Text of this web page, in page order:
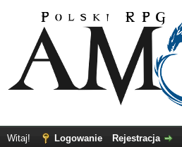
Witaj! Logowanie Rejestracja